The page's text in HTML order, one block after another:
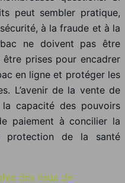
peut sembler pratique,
à la fraude et à la
ne doivent pas être
être prises pour encadrer
en ligne et protéger les
L’avenir de la vente de
capacité des pouvoirs
paiement à concilier la
de la santé
des lieux de